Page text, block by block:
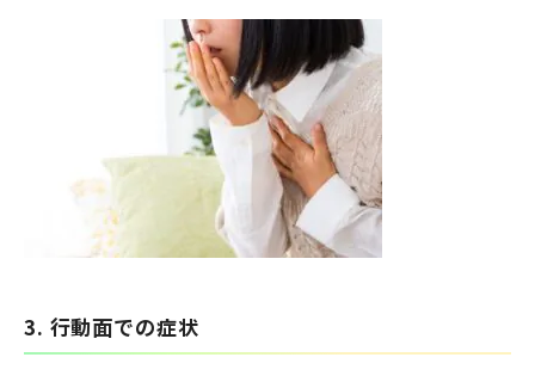
3. 行動面での症状